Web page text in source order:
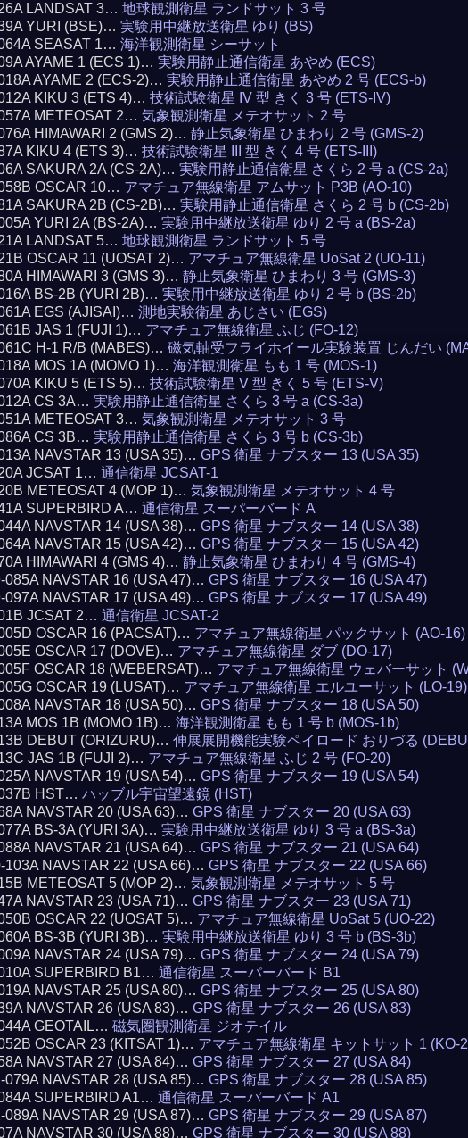
LANDSAT 3… 地球観測衛星 ランドサット 3 号
YURI (BSE)… 実験用中継放送衛星 ゆり (BS)
SEASAT 1… 海洋観測衛星 シーサット
AYAME 1 (ECS 1)… 実験用静止通信衛星 あやめ (ECS)
AYAME 2 (ECS-2)… 実験用静止通信衛星 あやめ 2 号 (ECS-b)
KIKU 3 (ETS 4)… 技術試験衛星 IV 型 きく 3 号 (ETS-IV)
METEOSAT 2… 気象観測衛星 メテオサット 2 号
HIMAWARI 2 (GMS 2)… 静止気象衛星 ひまわり 2 号 (GMS-2)
KIKU 4 (ETS 3)… 技術試験衛星 III 型 きく 4 号 (ETS-III)
SAKURA 2A (CS-2A)… 実験用静止通信衛星 さくら 2 号 a (CS-2a)
OSCAR 10… アマチュア無線衛星 アムサット P3B (AO-10)
SAKURA 2B (CS-2B)… 実験用静止通信衛星 さくら 2 号 b (CS-2b)
YURI 2A (BS-2A)… 実験用中継放送衛星 ゆり 2 号 a (BS-2a)
LANDSAT 5… 地球観測衛星 ランドサット 5 号
OSCAR 11 (UOSAT 2)… アマチュア無線衛星 UoSat 2 (UO-11)
HIMAWARI 3 (GMS 3)… 静止気象衛星 ひまわり 3 号 (GMS-3)
BS-2B (YURI 2B)… 実験用中継放送衛星 ゆり 2 号 b (BS-2b)
EGS (AJISAI)… 測地実験衛星 あじさい (EGS)
JAS 1 (FUJI 1)… アマチュア無線衛星 ふじ (FO-12)
H-1 R/B (MABES)… 磁気軸受フライホイール実験装置 じんだい
MOS 1A (MOMO 1)… 海洋観測衛星 もも 1 号 (MOS-1)
KIKU 5 (ETS 5)… 技術試験衛星 V 型 きく 5 号 (ETS-V)
CS 3A… 実験用静止通信衛星 さくら 3 号 a (CS-3a)
METEOSAT 3… 気象観測衛星 メテオサット 3 号
CS 3B… 実験用静止通信衛星 さくら 3 号 b (CS-3b)
NAVSTAR 13 (USA 35)… GPS 衛星 ナブスター 13 (USA 35)
JCSAT 1… 通信衛星 JCSAT-1
METEOSAT 4 (MOP 1)… 気象観測衛星 メテオサット 4 号
SUPERBIRD A… 通信衛星 スーパーバード A
NAVSTAR 14 (USA 38)… GPS 衛星 ナブスター 14 (USA 38)
NAVSTAR 15 (USA 42)… GPS 衛星 ナブスター 15 (USA 42)
HIMAWARI 4 (GMS 4)… 静止気象衛星 ひまわり 4 号 (GMS-4)
085A NAVSTAR 16 (USA 47)… GPS 衛星 ナブスター 16 (USA 47)
097A NAVSTAR 17 (USA 49)… GPS 衛星 ナブスター 17 (USA 49)
JCSAT 2… 通信衛星 JCSAT-2
OSCAR 16 (PACSAT)… アマチュア無線衛星 パックサット (AO-16)
OSCAR 17 (DOVE)… アマチュア無線衛星 ダブ (DO-17)
OSCAR 18 (WEBERSAT)… アマチュア無線衛星 ウェバーサット
OSCAR 19 (LUSAT)… アマチュア無線衛星 エルユーサット (LO-19)
NAVSTAR 18 (USA 50)… GPS 衛星 ナブスター 18 (USA 50)
MOS 1B (MOMO 1B)… 海洋観測衛星 もも 1 号 b (MOS-1b)
DEBUT (ORIZURU)… 伸展展開機能実験ペイロード おりづる
JAS 1B (FUJI 2)… アマチュア無線衛星 ふじ 2 号 (FO-20)
NAVSTAR 19 (USA 54)… GPS 衛星 ナブスター 19 (USA 54)
HST… ハッブル宇宙望遠鏡 (HST)
NAVSTAR 20 (USA 63)… GPS 衛星 ナブスター 20 (USA 63)
BS-3A (YURI 3A)… 実験用中継放送衛星 ゆり 3 号 a (BS-3a)
NAVSTAR 21 (USA 64)… GPS 衛星 ナブスター 21 (USA 64)
103A NAVSTAR 22 (USA 66)… GPS 衛星 ナブスター 22 (USA 66)
METEOSAT 5 (MOP 2)… 気象観測衛星 メテオサット 5 号
NAVSTAR 23 (USA 71)… GPS 衛星 ナブスター 23 (USA 71)
OSCAR 22 (UOSAT 5)… アマチュア無線衛星 UoSat 5 (UO-22)
BS-3B (YURI 3B)… 実験用中継放送衛星 ゆり 3 号 b (BS-3b)
NAVSTAR 24 (USA 79)… GPS 衛星 ナブスター 24 (USA 79)
SUPERBIRD B1… 通信衛星 スーパーバード B1
NAVSTAR 25 (USA 80)… GPS 衛星 ナブスター 25 (USA 80)
NAVSTAR 26 (USA 83)… GPS 衛星 ナブスター 26 (USA 83)
GEOTAIL… 磁気圏観測衛星 ジオテイル
OSCAR 23 (KITSAT 1)… アマチュア無線衛星 キットサット 1 (KO-
NAVSTAR 27 (USA 84)… GPS 衛星 ナブスター 27 (USA 84)
079A NAVSTAR 28 (USA 85)… GPS 衛星 ナブスター 28 (USA 85)
SUPERBIRD A1… 通信衛星 スーパーバード A1
089A NAVSTAR 29 (USA 87)… GPS 衛星 ナブスター 29 (USA 87)
NAVSTAR 30 (USA 88)… GPS 衛星 ナブスター 30 (USA 88)